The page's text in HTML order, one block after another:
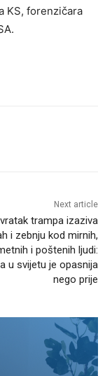
KS, forenzičara
Next article
trampa izaziva
i zebnju kod mirnih,
i poštenih ljudi:
u svijetu je opasnija
nego prije